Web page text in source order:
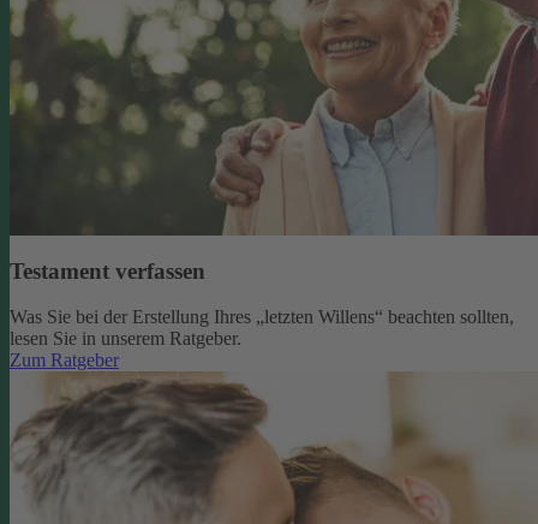
Testament verfassen
Was Sie bei der Erstellung Ihres „letzten Willens“ beachten sollten,
lesen Sie in unserem Ratgeber.
Zum Ratgeber